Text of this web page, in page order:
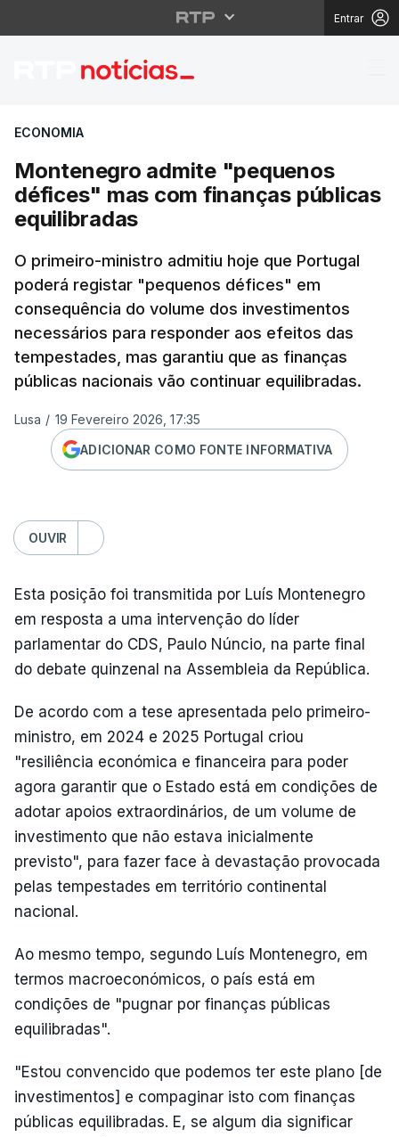
Entrar
Montenegro admite
ECONOMIA
Montenegro admite "pequenos
défices" mas com finanças públicas
equilibradas
O primeiro-ministro admitiu hoje que Portugal
poderá registar "pequenos défices" em
consequência do volume dos investimentos
necessários para responder aos efeitos das
tempestades, mas garantiu que as finanças
públicas nacionais vão continuar equilibradas.
Lusa / 19 Fevereiro 2026, 17:35
ADICIONAR COMO FONTE INFORMATIVA
OUVIR
Esta posição foi transmitida por Luís Montenegro
em resposta a uma intervenção do líder
parlamentar do CDS, Paulo Núncio, na parte final
do debate quinzenal na Assembleia da República.
De acordo com a tese apresentada pelo primeiro-
ministro, em 2024 e 2025 Portugal criou
"resiliência económica e financeira para poder
agora garantir que o Estado está em condições de
adotar apoios extraordinários, de um volume de
investimento que não estava inicialmente
previsto", para fazer face à devastação provocada
pelas tempestades em território continental
nacional.
Ao mesmo tempo, segundo Luís Montenegro, em
termos macroeconómicos, o país está em
condições de "pugnar por finanças públicas
equilibradas".
"Estou convencido que podemos ter este plano [de
investimentos] e compaginar isto com finanças
públicas equilibradas. E, se algum dia significar